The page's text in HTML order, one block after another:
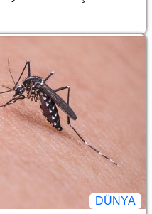
DÜNYA